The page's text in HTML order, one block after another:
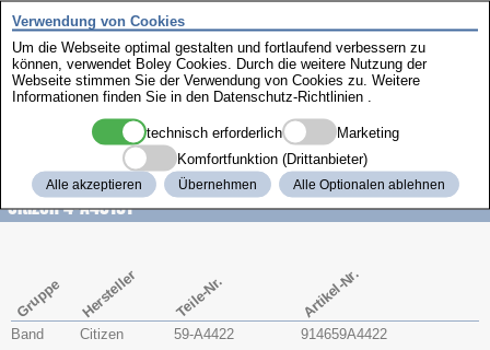
Sector
Seiko
Skagen
TAG Heuer
Citizen 4-A43191
Gruppe Hersteller Teile-Nr. Artikel-Nr.
Band Citizen 59-A4422 914659A4422
Verwendung von Cookies
Um die Webseite optimal gestalten und fortlaufend verbessern zu
können, verwendet Boley Cookies. Durch die weitere Nutzung der
Webseite stimmen Sie der Verwendung von Cookies zu. Weitere
Informationen finden Sie in den Datenschutz-Richtlinien
technisch erforderlich
Marketing
Komfortfunktion (Drittanbieter)
Alle akzeptieren Übernehmen Alle Optionalen ablehnen